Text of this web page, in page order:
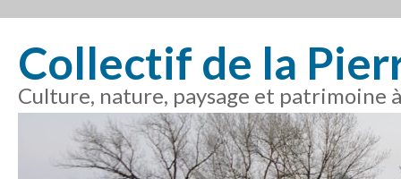
Collectif de la
Culture, nature, paysage et patrimoine